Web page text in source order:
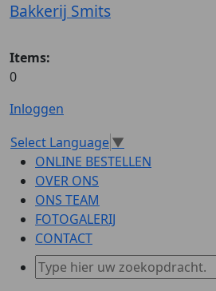
Bakkerij Smits
Items:
0
Inloggen
Select Language▼
ONLINE BESTELLEN
OVER ONS
ONS TEAM
FOTOGALERIJ
CONTACT